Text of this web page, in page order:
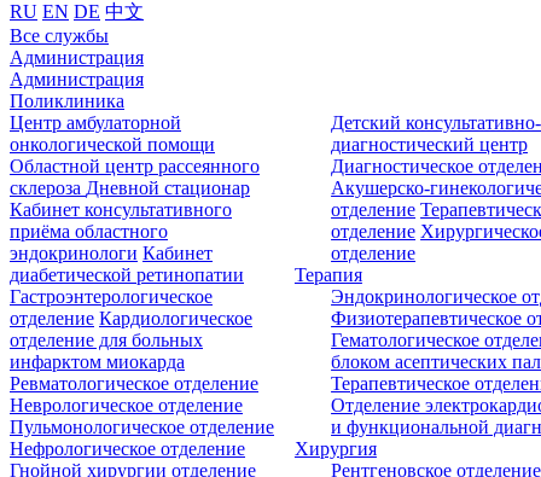
RU EN DE 中文
Все службы
Администрация
Администрация
Поликлиника
Центр амбулаторной
онкологической помощи
Областной центр рассеянного
склероза Дневной стационар
Кабинет консультативного
приёма областного
эндокринологи Кабинет
диабетической ретинопатии
Детский консультативно-
диагностический центр
Диагностическое
Акушерско-
отделение
отделение
отделение
Терапия
Гастроэнтерологическое
отделение Кардиологическое
отделение для больных
инфарктом миокарда
Ревматологическое отделение
Неврологическое отделение
Пульмонологическое отделение
Нефрологическое отделение
Эндокринологическое
Физиотерапевтическое
Гематологическое
блоком асептических
Терапевтическое
Отделение
и функциональной
Хирургия
Гнойной хирургии отделение
Рентгеновское отделение